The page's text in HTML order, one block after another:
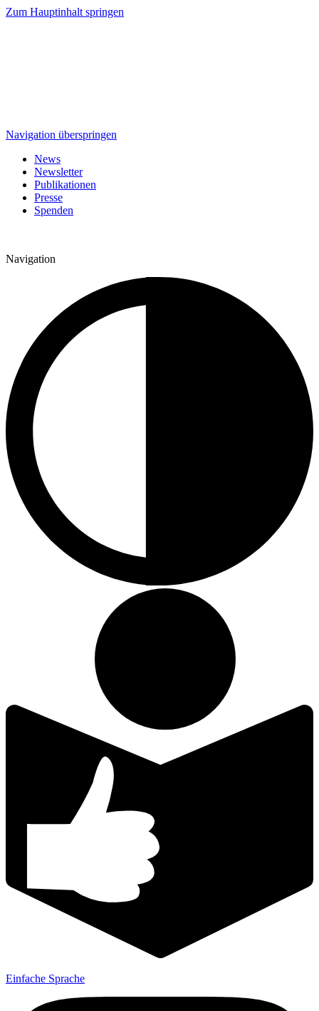
Zum Hauptinhalt springen
Navigation überspringen
News
Newsletter
Publikationen
Presse
Spenden
Navigation
Einfache Sprache